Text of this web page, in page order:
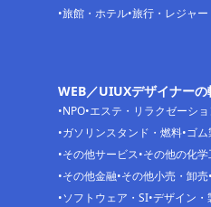
旅館・ホテル 旅行・レジャー
WEB／UIUXデザイナーの
NPO エステ・リラクゼーショ
ガソリンスタンド・燃料 ゴム
その他サービス その他の化
その他金融 その他小売・卸売
ソフトウェア・SI デザイン・